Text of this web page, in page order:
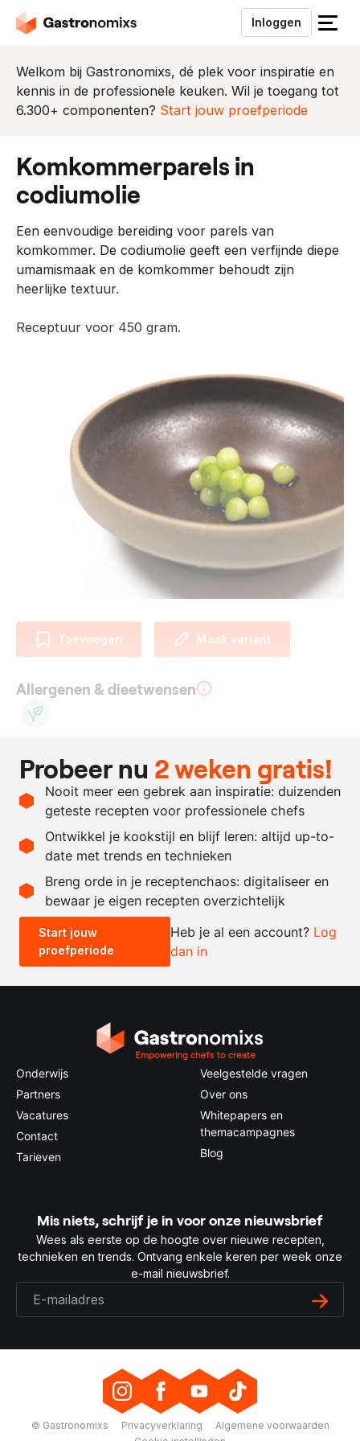
Inloggen
S
u
i
u
Welkom bij Gastronomixs, dé plek voor inspiratie en
kennis in de professionele keuken. Wil je toegang tot
6.300+ componenten? Start jouw proefperiode
komkommerparels in
codiumolie
Een eenvoudige bereiding voor parels van
komkommer. De codiumolie geeft een verfijnde diepe
umamismaak en de komkommer behoudt zijn
heerlijke textuur.
Receptuur voor 450 gram.
Toevoegen Maak variant
Allergenen & dieetwensen
Ingrediënten
3 stuks
komkommer
Recept omrekenen
- +
0.5x 1x 2x
Probeer nu 2 weken gratis!
Nooit meer een gebrek aan inspiratie: duizenden
geteste recepten voor professionele chefs
Ontwikkel je kookstijl en blijf leren: altijd up-to-
date met trends en technieken
Breng orde in je receptenchaos: digitaliseer en
bewaar je eigen recepten overzichtelijk
Start jouw
proefperiode
Heb je al een account? Log
dan in
Onderwijs
Partners
Vacatures
Contact
Tarieven
Veelgestelde vragen
Over ons
Whitepapers en
themacampagnes
Blog
Mis niets, schrijf je in voor onze nieuwsbrief
Wees als eerste op de hoogte over nieuwe recepten,
technieken en trends. Ontvang enkele keren per week onze
e-mail nieuwsbrief.
© Gastronomixs Privacyverklaring
Algemene voorwaarden